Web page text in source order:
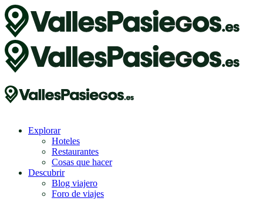
Explorar
Hoteles
Restaurantes
Cosas que hacer
Descubrir
Blog viajero
Foro de viajes